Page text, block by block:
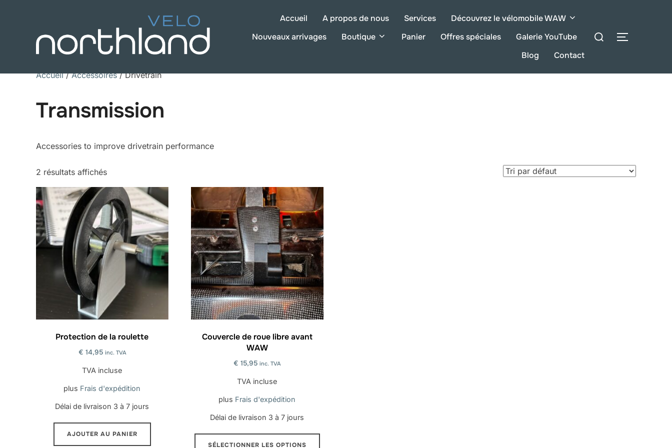
Accueil A propos de nous Services
Découvrez le vélomobile WAW
Nouveaux arrivages
Boutique Panier Offres spéciales
Galerie YouTube
Blog
Contact
Recherche
BARRE
Accueil/Accessoires/ Drivetrain
Transmission
Accessories to improve drivetrain performance
2 résultats affichés
Protection de la roulette
€ 14,95 inc. TVA
TVA incluse
plus Frais d'expédition
Délai de livraison 3 à 7 jours
AJOUTER AU PANIER
Couvercle de roue libre avant
WAW
€ 15,95 inc. TVA
TVA incluse
plus Frais d'expédition
Délai de livraison 3 à 7 jours
SÉLECTIONNER LES OPTIONS
Ce